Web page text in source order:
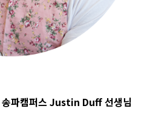
송파캠퍼스 Justin Duff 선생님